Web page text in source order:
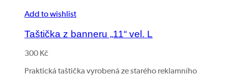
Add to wishlist
Taštička z banneru „11“ vel. L
300 Kč
Praktická taštička vyrobená ze starého reklamního